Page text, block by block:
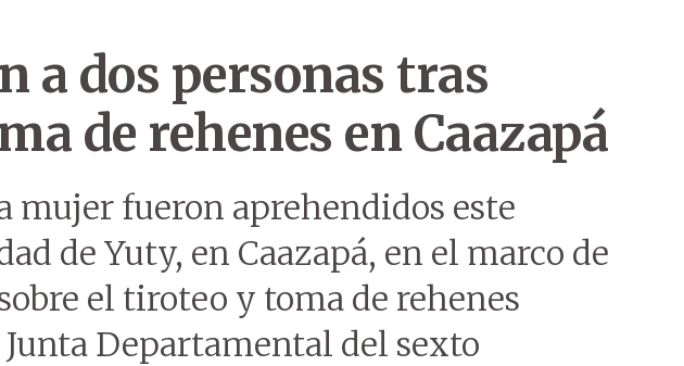
a dos personas tras
de rehenes en Caazapá
mujer fueron aprehendidos este
de Yuty, en Caazapá, en el marco de
el tiroteo y toma de rehenes
Departamental del sexto